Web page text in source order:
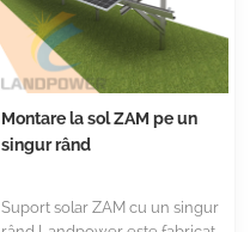
Montare la sol ZAM pe un
singur rând
Suport solar ZAM cu un singur